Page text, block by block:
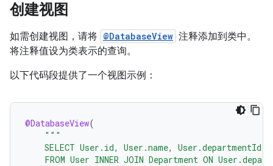
创建视图
如需创建视图，请将 @DatabaseView 注释添加到类中。
将注释值设为类表示的查询。
以下代码段提供了一个视图示例：
@DatabaseView(
"""
SELECT User.id, User.name, User.departmentId,
FROM User INNER JOIN Department ON